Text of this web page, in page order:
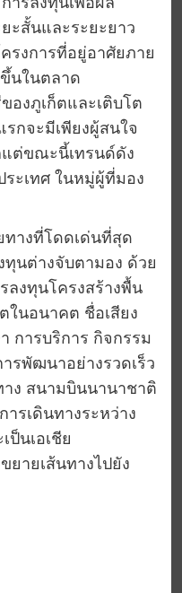
ารลงทุนเพื่อผล
ะสั้นและระยะยาว
ครงการที่อยู่อาศัยภาย
นในตลาด
ของภูเก็ตและเติบโต
รกจะมีเพียงผู้สนใจ
แต่ขณะนี้เทรนด์ดัง
ะเทศในหมู่ผู้ที่มอง
ทางที่โดดเด่นที่สุด
นต่างจับตามอง ด้วย
ลงทุนโครงสร้างพื้น
ในอนาคต ชื่อเสียง
การบริการ กิจกรรม
ารพัฒนาอย่างรวดเร็ว
าง สนามบินนานาชาติ
ารเดินทางระหว่าง
ป็นเอเชีย
ยายเส้นทางไปยัง